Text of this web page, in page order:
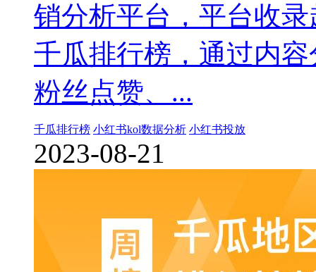
销分析平台，平台收
千瓜排行榜，通过内
粉丝点赞、...
千瓜排行榜 小红书kol数据分析 小红书投放
2023-08-21